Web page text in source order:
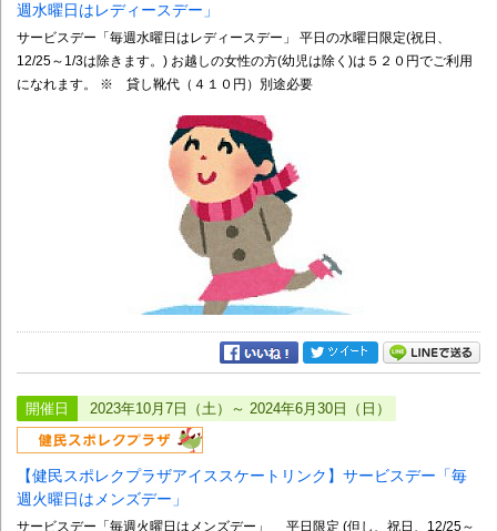
週水曜日はレディースデー」
サービスデー「毎週水曜日はレディースデー」 平日の水曜日限定(祝日、
12/25～1/3は除きます。) お越しの女性の方(幼児は除く)は５２０円でご利用
になれます。 ※ 貸し靴代（４１０円）別途必要
開催日 2023年10月7日（土）～ 2024年6月30日（日）
【健民スポレクプラザアイススケートリンク】サービスデー「毎
週火曜日はメンズデー」
サービスデー「毎週火曜日はメンズデー」 平日限定 (但し、祝日、12/25～